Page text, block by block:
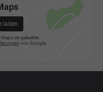
laden
eingebettet.
von Google.